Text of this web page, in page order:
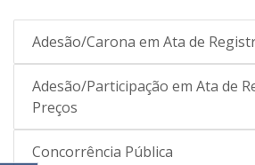
Adesão/Carona em Ata de
Adesão/Participação em Ata de
Preços
Concorrência Pública